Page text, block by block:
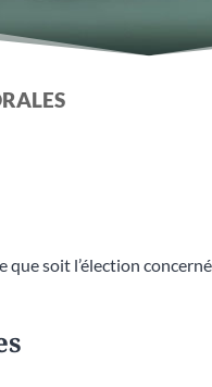
soit l’élection